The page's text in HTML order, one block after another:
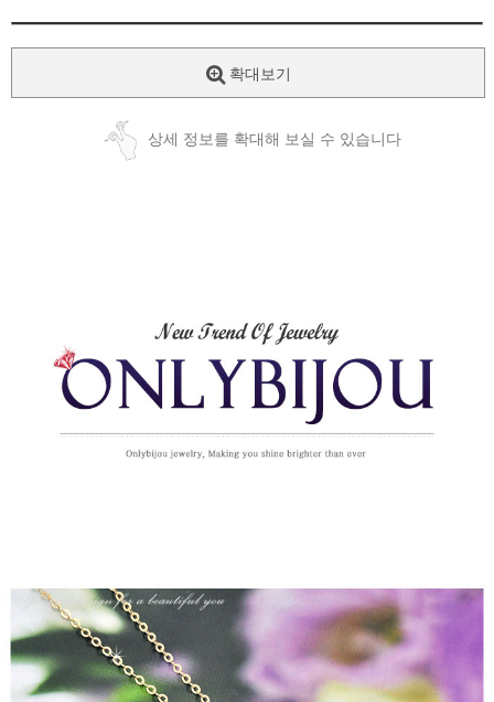
확대보기
상세 정보를 확대해 보실 수 있습니다